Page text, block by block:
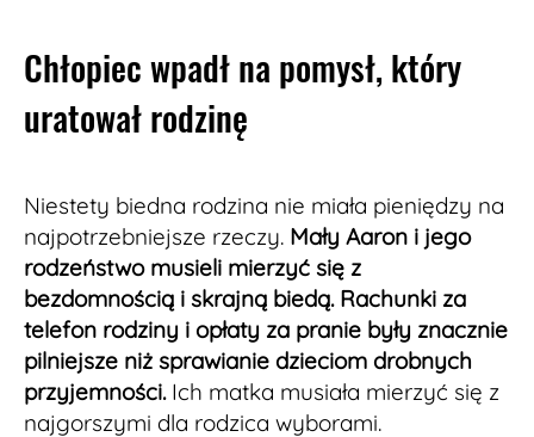
Chłopiec wpadł na pomysł, który
uratował rodzinę
Niestety biedna rodzina nie miała pieniędzy na
najpotrzebniejsze rzeczy. Mały Aaron i jego
rodzeństwo musieli mierzyć się z
bezdomnością i skrajną biedą. Rachunki za
telefon rodziny i opłaty za pranie były znacznie
pilniejsze niż sprawianie dzieciom drobnych
przyjemności.Ich matka musiała mierzyć się z
najgorszymi dla rodzica wyborami.